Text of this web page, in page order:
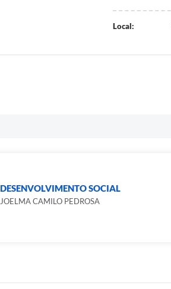
Local:
DESENVOLVIMENTO SOCIAL
JOELMA CAMILO PEDROSA